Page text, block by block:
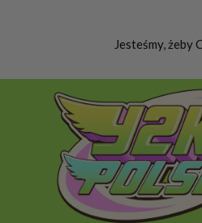
Jesteśmy, żeby